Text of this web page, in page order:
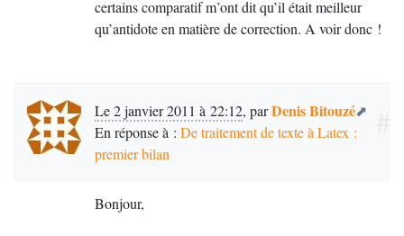
certains comparatif m’ont dit qu’il était meilleur
qu’antidote en matière de correction. A voir donc !
Le 2 janvier 2011 à 22:12, parDenis Bitouzé
En réponse à : De traitement de texte à Latex :
premier bilan
Bonjour,